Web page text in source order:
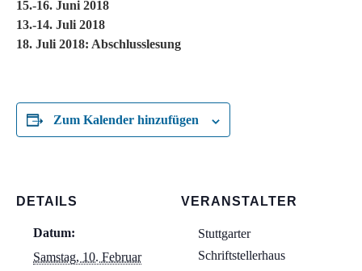
15.-16. Juni 2018
13.-14. Juli 2018
18. Juli 2018: Abschlusslesung
Zum Kalender hinzufügen
DETAILS
Datum:
Samstag, 10. Februar
VERANSTALTER
Stuttgarter
Schriftstellerhaus